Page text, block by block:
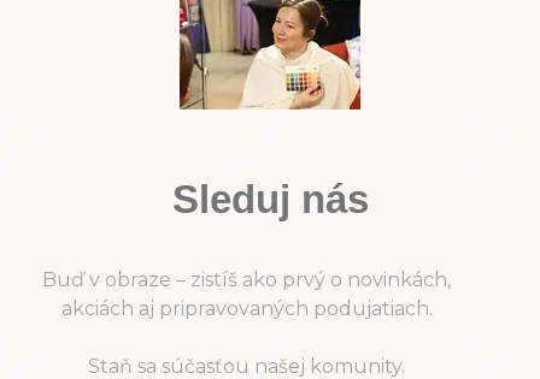
Sleduj nás
Buď v obraze – zistíš ako prvý o novinkách,
akciách aj pripravovaných podujatiach.
Staň sa súčasťou našej komunity.